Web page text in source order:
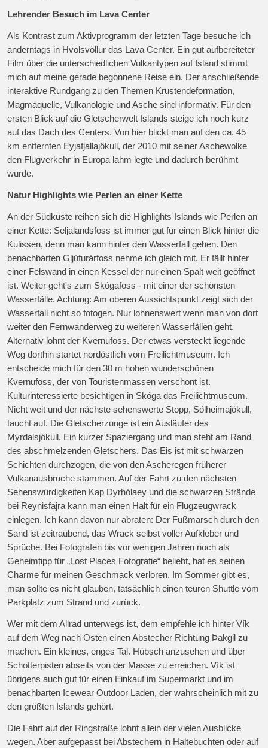
Lehrender Besuch im Lava Center
Als Kontrast zum Aktivprogramm der letzten Tage besuche ich
anderntags in Hvolsvöllur das Lava Center. Ein gut aufbereiteter
Film über die unterschiedlichen Vulkantypen auf Island stimmt
mich auf meine gerade begonnene Reise ein. Der anschließende
interaktive Rundgang zu den Themen Krustendeformation,
Magmaquelle, Vulkanologie und Asche sind informativ. Für den
ersten Blick auf die Gletscherwelt Islands steige ich noch kurz
auf das Dach des Centers. Von hier blickt man auf den ca. 45
km entfernten Eyjafjallajökull, der 2010 mit seiner Aschewolke
den Flugverkehr in Europa lahm legte und dadurch berühmt
wurde.
Natur Highlights wie Perlen an einer Kette
An der Südküste reihen sich die Highlights Islands wie Perlen an
einer Kette: Seljalandsfoss ist immer gut für einen Blick hinter die
Kulissen, denn man kann hinter den Wasserfall gehen. Den
benachbarten Gljúfurárfoss nehme ich gleich mit. Er fällt hinter
einer Felswand in einen Kessel der nur einen Spalt weit geöffnet
ist. Weiter geht's zum Skógafoss - mit einer der schönsten
Wasserfälle. Achtung: Am oberen Aussichtspunkt zeigt sich der
Wasserfall nicht so fotogen. Nur lohnenswert wenn man von dort
weiter den Fernwanderweg zu weiteren Wasserfällen geht.
Alternativ lohnt der Kvernufoss. Der etwas versteckt liegende
Weg dorthin startet nordöstlich vom Freilichtmuseum. Ich
entscheide mich für den 30 m hohen wunderschönen
Kvernufoss, der von Touristenmassen verschont ist.
Kulturinteressierte besichtigen in Skóga das Freilichtmuseum.
Nicht weit und der nächste sehenswerte Stopp, Sólheimajökull,
taucht auf. Die Gletscherzunge ist ein Ausläufer des
Mýrdalsjökull. Ein kurzer Spaziergang und man steht am Rand
des abschmelzenden Gletschers. Das Eis ist mit schwarzen
Schichten durchzogen, die von den Ascheregen früherer
Vulkanausbrüche stammen. Auf der Fahrt zu den nächsten
Sehenswürdigkeiten Kap Dyrhólaey und die schwarzen Strände
bei Reynisfajra kann man einen Halt für ein Flugzeugwrack
einlegen. Ich kann davon nur abraten: Der Fußmarsch durch den
Sand ist zeitraubend, das Wrack selbst voller Aufkleber und
Sprüche. Bei Fotografen bis vor wenigen Jahren noch als
Geheimtipp für „Lost Places Fotografie“ beliebt, hat es seinen
Charme für meinen Geschmack verloren. Im Sommer gibt es,
man sollte es nicht glauben, tatsächlich einen teuren Shuttle vom
Parkplatz zum Strand und zurück.
Wer mit dem Allrad unterwegs ist, dem empfehle ich hinter Vík
auf dem Weg nach Osten einen Abstecher Richtung Þakgil zu
machen. Ein kleines, enges Tal. Hübsch anzusehen und über
Schotterpisten abseits von der Masse zu erreichen. Vík ist
übrigens auch gut für einen Einkauf im Supermarkt und im
benachbarten Icewear Outdoor Laden, der wahrscheinlich mit zu
den größten Islands gehört.
Die Fahrt auf der Ringstraße lohnt allein der vielen Ausblicke
wegen. Aber aufgepasst bei Abstechern in Haltebuchten oder auf